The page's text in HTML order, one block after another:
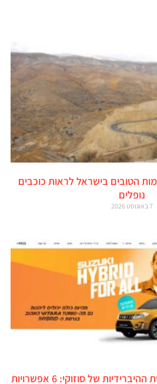
הטובים בישראל לראות כוכבים
נופלים
7 באוגוסט 2026
הוצג הסדר פשרה בפרשת ההיברידיות של סוזוקי: 6 אפשרויות